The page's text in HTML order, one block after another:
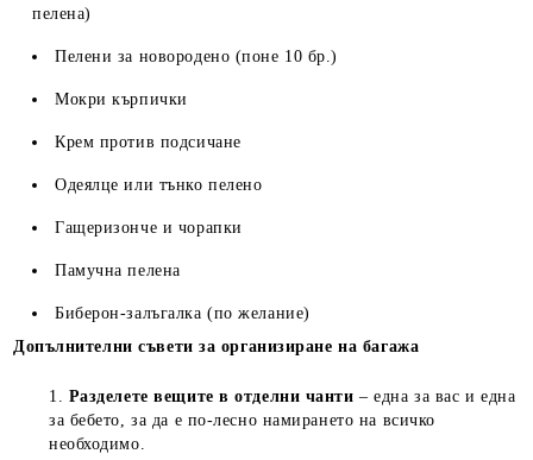
пелена)
Пелени за новородено (поне 10 бр.)
Мокри кърпички
Крем против подсичане
Одеялце или тънко пелено
Гащеризонче и чорапки
Памучна пелена
Биберон-залъгалка (по желание)
Допълнителни съвети за организиране на багажа
Разделете вещите в отделни чанти – една за вас и една
за бебето, за да е по-лесно намирането на всичко
необходимо.